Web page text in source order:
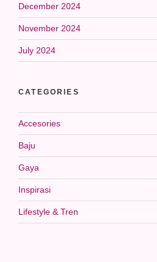
December 2024
November 2024
July 2024
CATEGORIES
Accesories
Baju
Gaya
Inspirasi
Lifestyle & Tren